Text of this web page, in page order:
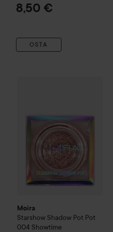
8,50 €
OSTA
Moira
Starshow Shadow Pot Pot
004 Showtime